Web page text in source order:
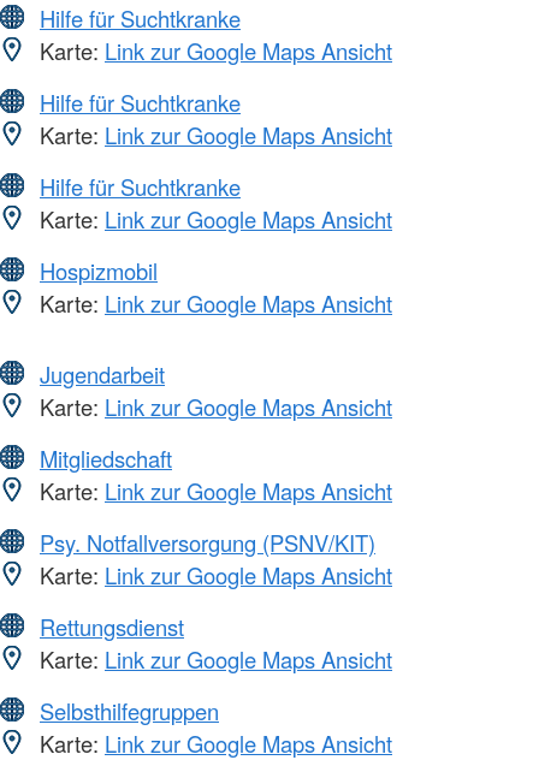
Hilfe für Suchtkranke
Karte: Link zur Google Maps Ansicht
Hilfe für Suchtkranke
Karte: Link zur Google Maps Ansicht
Hilfe für Suchtkranke
Karte: Link zur Google Maps Ansicht
Hospizmobil
Karte: Link zur Google Maps Ansicht
Jugendarbeit
Karte: Link zur Google Maps Ansicht
Mitgliedschaft
Karte: Link zur Google Maps Ansicht
Psy. Notfallversorgung (PSNV/KIT)
Karte: Link zur Google Maps Ansicht
Rettungsdienst
Karte: Link zur Google Maps Ansicht
Selbsthilfegruppen
Karte: Link zur Google Maps Ansicht